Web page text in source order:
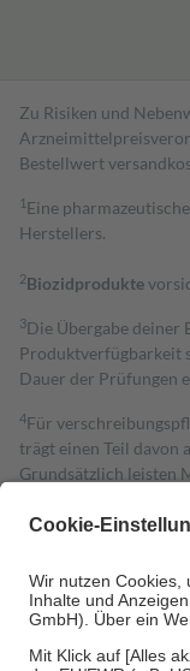
Zu Risiken und
Bestell­wert
1 Eine
Herstellers.
2Biozidprodukte
3Die Übergabe deiner
Produktverfügbarkeit
Dauer der Prüfungen
4Für
trägt einen Teil davon
Grundsätzlich leisten
Diese Regeln gelten
Um das Engagement
• Kindern und
• Untersuchungen
• empfohlenen